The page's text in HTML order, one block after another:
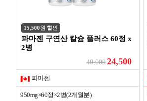
15,500원 할인
파마젠 구연산 칼슘 플러스 60정 x
2병
40,000 24,500
파마젠
950mg×60정×2병(2개월분)